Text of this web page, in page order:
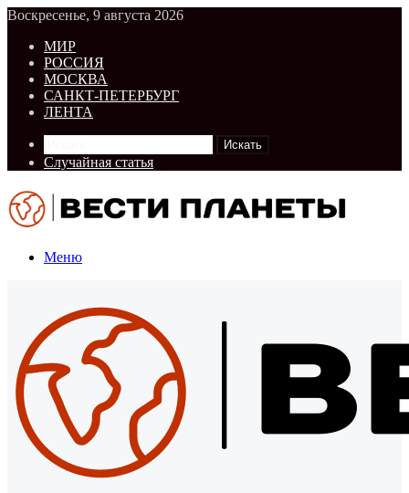
Воскресенье, 9 августа 2026
МИР
РОССИЯ
МОСКВА
САНКТ-ПЕТЕРБУРГ
ЛЕНТА
Искать
Случайная статья
Меню